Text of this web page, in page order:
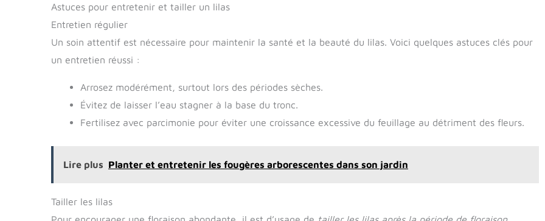
Astuces pour entretenir et tailler un lilas
Entretien régulier
Un soin attentif est nécessaire pour maintenir la santé et la beauté du lilas. Voici quelques astuces clés pour
un entretien réussi :
Arrosez modérément, surtout lors des périodes sèches.
Évitez de laisser l’eau stagner à la base du tronc.
Fertilisez avec parcimonie pour éviter une croissance excessive du feuillage au détriment des fleurs.
Lire plus Planter et entretenir les fougères arborescentes dans son jardin
Tailler les lilas